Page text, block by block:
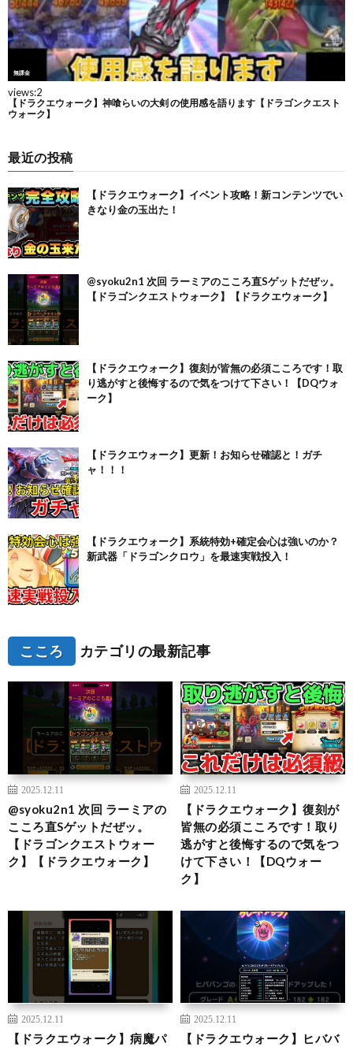
最近の投稿
【ドラクエウォーク】イベント攻略！新コンテンツでい
きなり金の玉出た！
@syoku2n1 次回 ラーミアのこころ直Sゲットだぜッ。
【ドラゴンクエストウォーク】【ドラクエウォーク】
【ドラクエウォーク】復刻が皆無の必須こころです！取
り逃がすと後悔するので気をつけて下さい！【DQウォ
ーク】
【ドラクエウォーク】更新！お知らせ確認と！ガチ
ャ！！！
【ドラクエウォーク】系統特効+確定会心は強いのか？
新武器「ドラゴンクロウ」を最速実戦投入！
こころ カテゴリの最新記事
2025.12.11
@syoku2n1 次回 ラーミアの
こころ直Sゲットだぜッ。
【ドラゴンクエストウォー
ク】【ドラクエウォーク】
2025.12.11
【ドラクエウォーク】復刻が
皆無の必須こころです！取り
逃がすと後悔するので気をつ
けて下さい！【DQウォー
ク】
2025.12.11
【ドラクエウォーク】病魔パ
2025.12.11
【ドラクエウォーク】ヒババ